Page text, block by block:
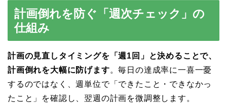
計画倒れを防ぐ「週次チェック」の
仕組み
計画の見直しタイミングを「週1回」と決めることで、
計画倒れを大幅に防げます。毎日の達成率に一喜一憂
するのではなく、週単位で「できたこと・できなかっ
たこと」を確認し、翌週の計画を微調整します。